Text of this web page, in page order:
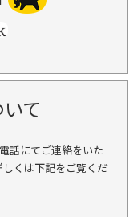
て
話にてご連絡をいた
くは下記をご覧くだ